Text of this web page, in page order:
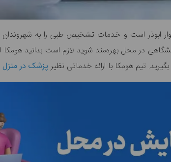
ابوذر است و خدمات تشخیص طبی را به شهروندان
در محل بهره‌مند شوید لازم است بدانید هومکا
پزشک در منزل